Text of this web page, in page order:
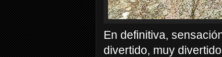
En definitiva,
divertido, muy